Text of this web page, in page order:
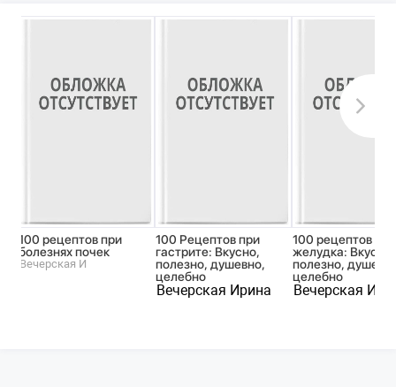
100 рецептов при
болезнях почек
Вечерская И
100 Рецептов при
гастрите: Вкусно,
полезно, душевно,
целебно
Вечерская Ирина
100 рецептов
желудка: Вкусно,
полезно,
целебно
Вечерская